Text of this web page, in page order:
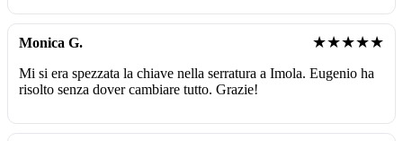
Monica G. ★★★★★
Mi si era spezzata la chiave nella serratura a Imola. Eugenio ha
risolto senza dover cambiare tutto. Grazie!